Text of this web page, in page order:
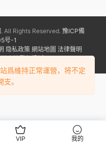
. All Rights Reserved. 豫ICP備
号-1
隐私政策 網站地圖 法律聲明
VIP 我的
爲維持正常運營，将不定
。